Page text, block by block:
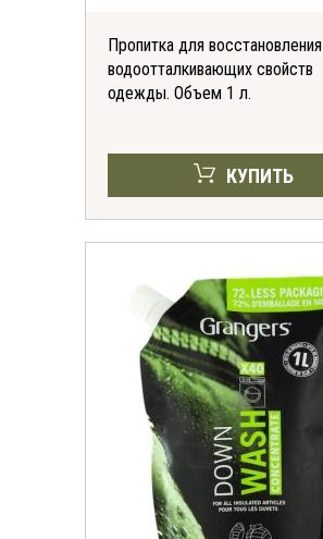
Пропитка для восстановления
водоотталкивающих свойств
одежды. Объем 1 л.
КУПИТЬ